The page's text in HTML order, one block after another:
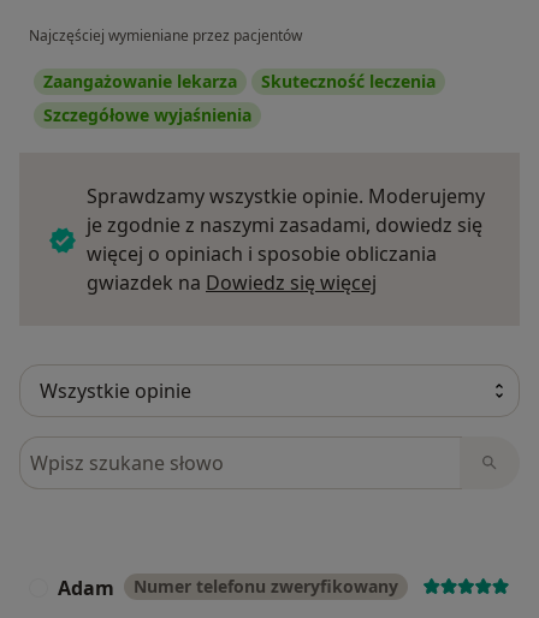
Najczęściej wymieniane przez pacjentów
Zaangażowanie lekarza
Skuteczność leczenia
Szczegółowe wyjaśnienia
Sprawdzamy wszystkie opinie. Moderujemy
je zgodnie z naszymi zasadami, dowiedz się
więcej o opiniach i sposobie obliczania
gwiazdek na Dowiedz się więcej
Szukaj w opiniach
Adam Numer telefonu zweryfikowany